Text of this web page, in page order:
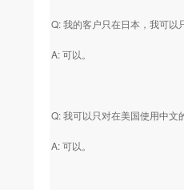
Q: 我的客户只在日本，我可以
A: 可以。
Q: 我可以只对在美国使用中文
A: 可以。